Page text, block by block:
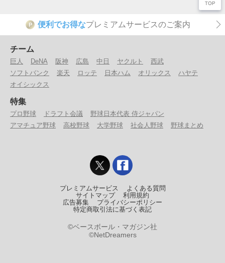
P 便利でお得なプレミアムサービスのご案内
チーム
巨人 DeNA 阪神 広島 中日 ヤクルト
西武
ソフトバンク
楽天 ロッテ 日本ハム オリックス
ハヤテ
オイシックス
特集
プロ野球 ドラフト会議
野球日本代表 侍ジャパン
アマチュア野球
高校野球 大学野球 社会人野球 野球まとめ
プレミアムサービス
よくある質問
サイトマップ
利用規約
広告募集
プライバシーポリシー
特定商取引法に基づく表記
©ベースボール・マガジン社
©NetDreamers